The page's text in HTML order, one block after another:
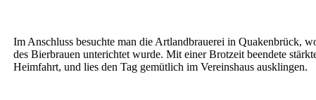
Im Anschluss besuchte man die Artlandbrauerei in Quakenbrück,
des Bierbrauen unterichtet wurde. Mit einer Brotzeit beendete
Heimfahrt, und lies den Tag gemütlich im Vereinshaus ausklingen.